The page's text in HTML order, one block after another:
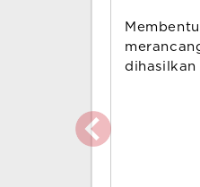
dihasilkan